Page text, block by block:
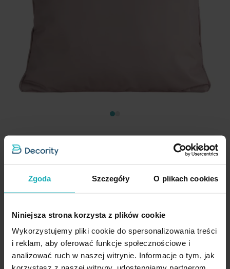
Zgoda Szczegóły O plikach cookies
Niniejsza strona korzysta z plików cookie
Wykorzystujemy pliki cookie do spersonalizowania treści
i reklam, aby oferować funkcje społecznościowe i
analizować ruch w naszej witrynie. Informacje o tym, jak
wodoodpornej do ogrodu i na taras pudrowa GARDEN 5
Eurofirany
31,40 zł
Dodaj do koszyka